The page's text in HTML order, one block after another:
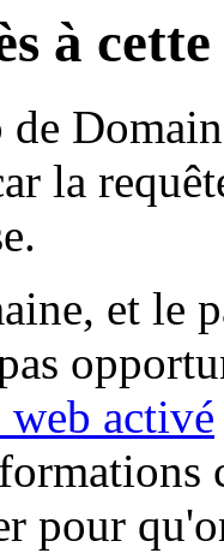
à
la
et le
web activé
pour